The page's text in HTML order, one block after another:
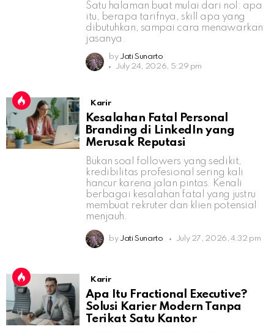
Satu halaman buat mulai dari nol: apa
itu, berapa tarifnya, skill apa yang
dibutuhkan, sampai cara menawarkan
jasanya.
by Jati Sunarto
July 24, 2026, 5:29 pm
Karir
Kesalahan Fatal Personal
Branding di LinkedIn yang
Merusak Reputasi
Bukan soal followers yang sedikit,
kredibilitas profesional sering kali
hancur karena jalan pintas. Kenali
berbagai kesalahan fatal yang justru
membuat rekruter dan klien potensial
menjauh.
by Jati Sunarto July 27, 2026, 4:32 pm
Karir
Apa Itu Fractional Executive?
Solusi Karier Modern Tanpa
Terikat Satu Kantor